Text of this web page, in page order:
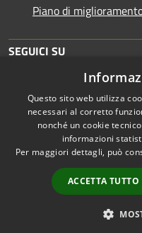
Piano di
SEGUICI SU
RSS
Accessibilità
Questo sito web utilizza
necessari al corretto
nonché un cookie
informazioni
Per maggiori dettagli, può
ACCETTA TUTTO